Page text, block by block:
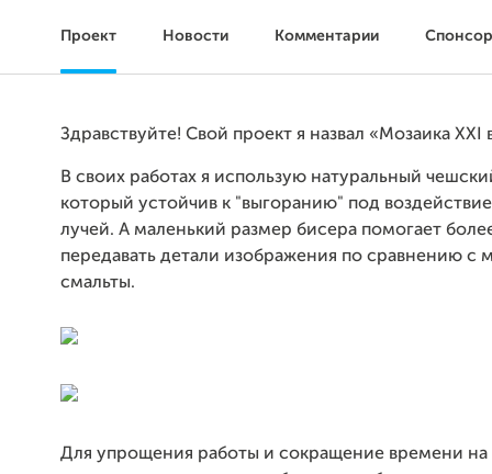
Проект Новости Комментарии
Здравствуйте! Свой проект я назвал «Мозаика ХХІ
В своих работах я использую натуральный
который устойчив к "выгоранию" под
лучей. А маленький размер бисера помогает
передавать детали изображения по сравнению с
смальты.
Для упрощения работы и сокращение времени на